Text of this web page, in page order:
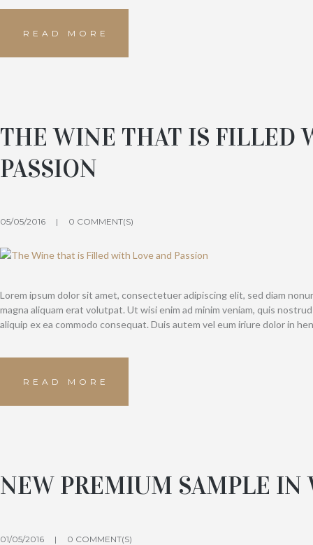
READ MORE
THE WINE THAT IS FILLED
PASSION
05/05/2016 0 COMMENT(S)
Lorem ipsum dolor sit amet, consectetuer adipiscing elit, sed diam
magna aliquam erat volutpat. Ut wisi enim ad minim veniam, quis
aliquip ex ea commodo consequat. Duis autem vel eum iriure dolor in
READ MORE
NEW PREMIUM SAMPLE IN
01/05/2016 0 COMMENT(S)